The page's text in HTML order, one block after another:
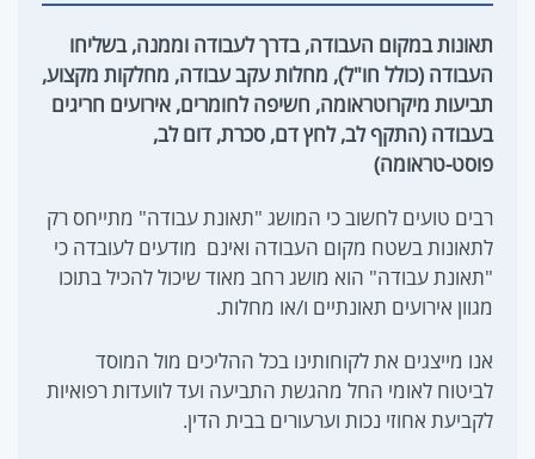
תאונות במקום העבודה, בדרך לעבודה וממנה, בשליחו
העבודה (כולל חו"ל), מחלות עקב עבודה, מחלקות מקצוע,
תביעות מיקרוטראומה, חשיפה לחומרים, אירועים חריגים
בעבודה (התקף לב, לחץ דם, סכרת, דום לב,
פוסט-טראומה)
רבים טועים לחשוב כי המושג "תאונת עבודה" מתייחס רק
לתאונות בשטח מקום העבודה ואינם מודעים לעובדה כי
"תאונת עבודה" הוא מושג רחב מאוד שיכול להכיל בתוכו
מגוון אירועים תאונתיים ו/או מחלות.
אנו מייצגים את לקוחותינו בכל ההליכים מול המוסד
לביטוח לאומי החל מהגשת התביעה ועד לוועדות רפואיות
לקביעת אחוזי נכות וערעורים בבית הדין.